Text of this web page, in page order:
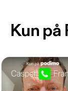
Kun på